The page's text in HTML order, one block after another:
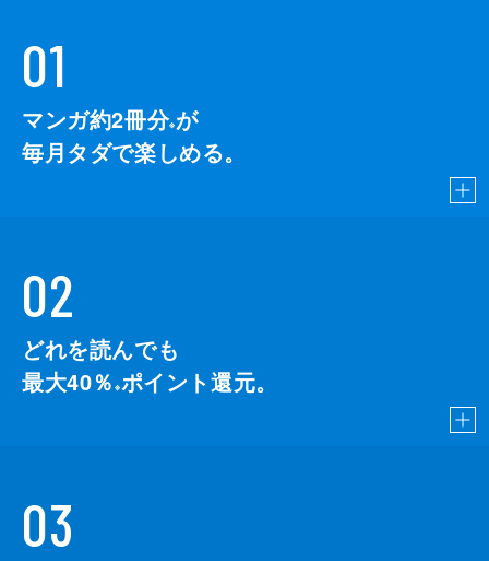
01
マンガ約2冊分※が
毎月タダで楽しめる。
02
どれを読んでも
最大40％ ※ポイント還元。
03